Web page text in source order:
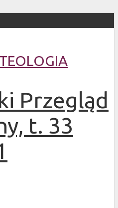
TEOLOGIA
Przegląd
t. 33